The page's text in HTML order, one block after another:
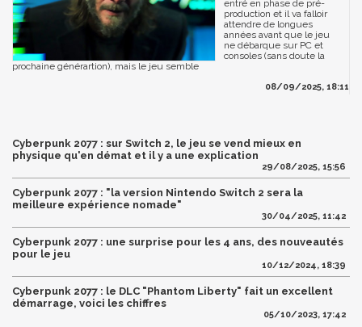
entré en phase de pré-
production et il va falloir
attendre de longues
années avant que le jeu
ne débarque sur PC et
consoles (sans doute la
prochaine générartion), mais le jeu semble
08/09/2025, 18:11
Cyberpunk 2077 : sur Switch 2, le jeu se vend mieux en
physique qu'en démat et il y a une explication
29/08/2025, 15:56
Cyberpunk 2077 : "la version Nintendo Switch 2 sera la
meilleure expérience nomade"
30/04/2025, 11:42
Cyberpunk 2077 : une surprise pour les 4 ans, des nouveautés
pour le jeu
10/12/2024, 18:39
Cyberpunk 2077 : le DLC "Phantom Liberty" fait un excellent
démarrage, voici les chiffres
05/10/2023, 17:42